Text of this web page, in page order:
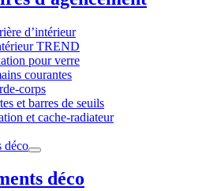
d’intérieur
TREND
pour verre
courantes
corps
et barres de seuils
et cache-radiateur
déco
déco